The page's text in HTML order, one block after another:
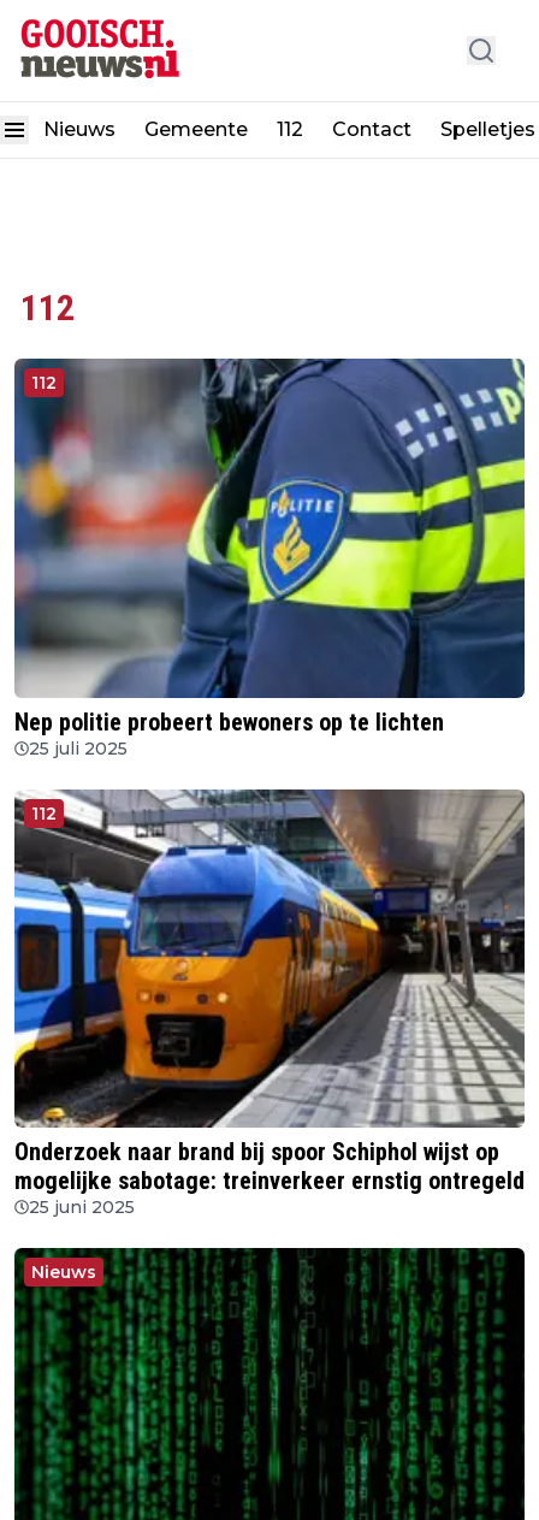
Nieuws Gemeente 112 Contact Spelletjes
112
112
Nep politie probeert bewoners op te lichten
25 juli 2025
112
Onderzoek naar brand bij spoor Schiphol wijst op
mogelijke sabotage: treinverkeer ernstig ontregeld
25 juni 2025
Nieuws